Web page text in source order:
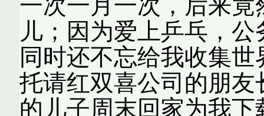
一次一月一次，后来
儿；因为爱上乒乓，
同时还不忘给我收集
托请红双喜公司的朋
的儿子周末回家为我